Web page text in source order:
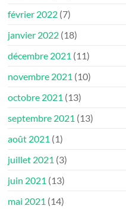
février 2022 (7)
janvier 2022 (18)
décembre 2021 (11)
novembre 2021 (10)
octobre 2021 (13)
septembre 2021 (13)
août 2021 (1)
juillet 2021 (3)
juin 2021 (13)
mai 2021 (14)